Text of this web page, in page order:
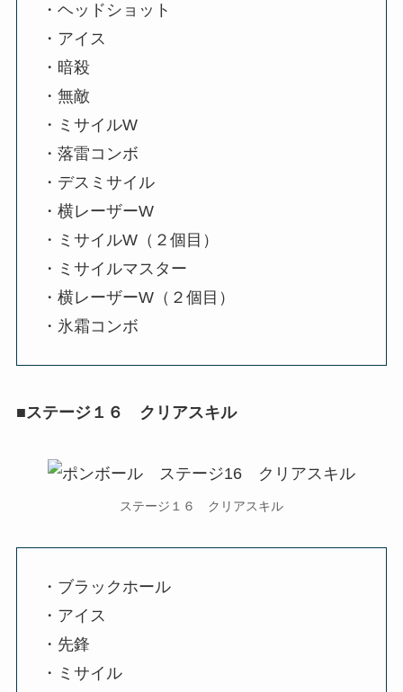
・ヘッドショット
・アイス
・暗殺
・無敵
・ミサイルW
・落雷コンボ
・デスミサイル
・横レーザーW
・ミサイルW（２個目）
・ミサイルマスター
・横レーザーW（２個目）
・氷霜コンボ
■ステージ１６ クリアスキル
ステージ１６ クリアスキル
・ブラックホール
・アイス
・先鋒
・ミサイル